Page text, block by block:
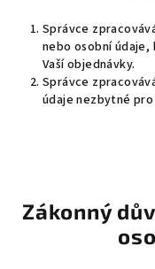
Správce
nebo osobní
Vaší objednávky.
Správce
údaje nezbytné pro
Zákonný